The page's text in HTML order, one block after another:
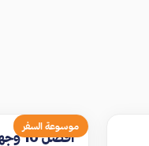
موسوعة السفر
افضل 10 وجهات للسفر خلال شهر مايو